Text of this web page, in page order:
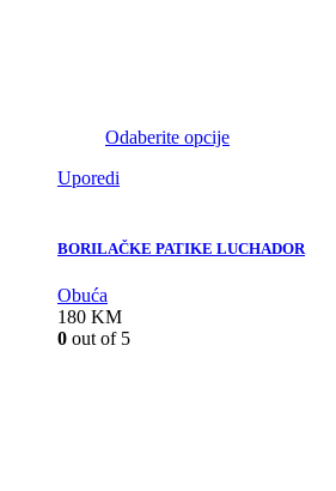
Odaberite opcije
Uporedi
BORILAČKE PATIKE LUCHADOR
Obuća
180 KM
0 out of 5